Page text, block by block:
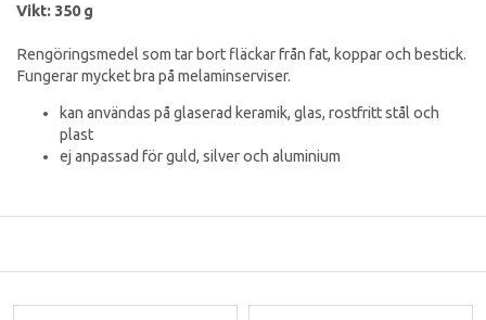
Vikt: 350 g
Rengöringsmedel som tar bort fläckar från fat, koppar och bestick.
Fungerar mycket bra på melaminserviser.
kan användas på glaserad keramik, glas, rostfritt stål och
plast
ej anpassad för guld, silver och aluminium